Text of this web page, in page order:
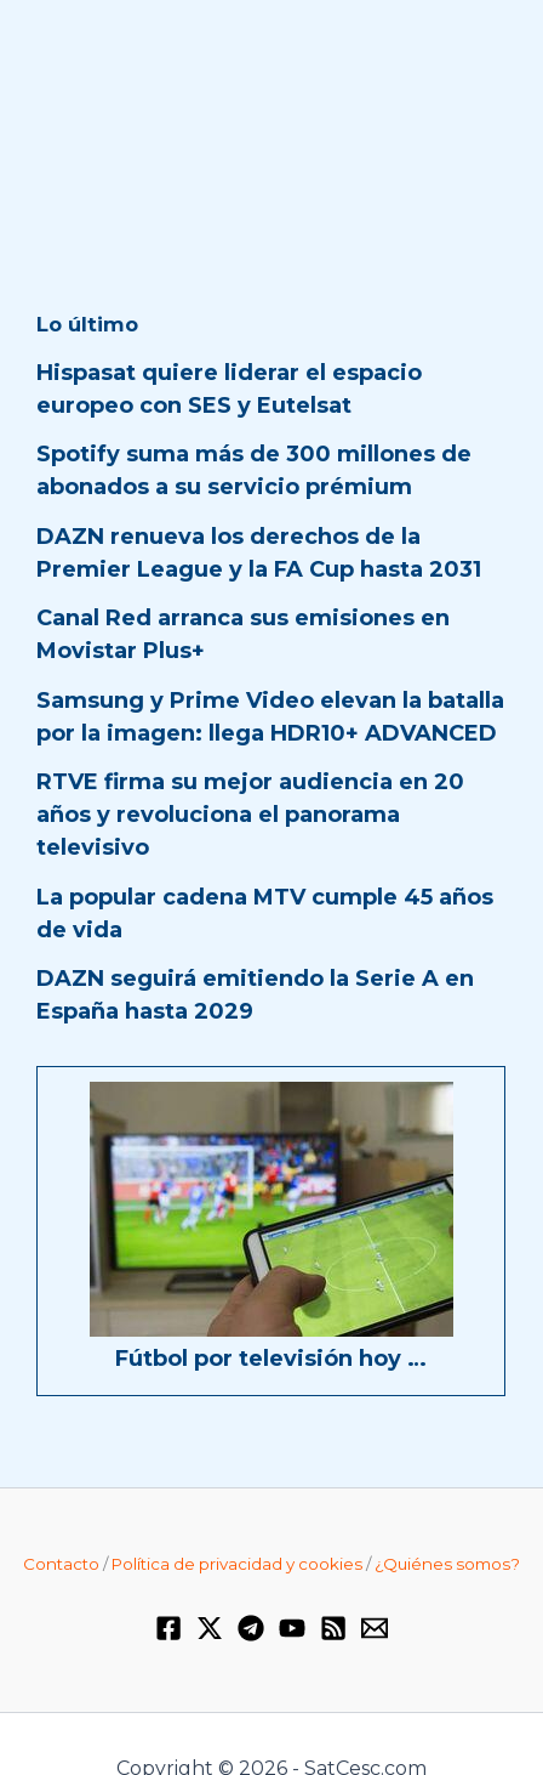
Lo último
Hispasat quiere liderar el espacio
europeo con SES y Eutelsat
Spotify suma más de 300 millones de
abonados a su servicio prémium
DAZN renueva los derechos de la
Premier League y la FA Cup hasta 2031
Canal Red arranca sus emisiones en
Movistar Plus+
Samsung y Prime Video elevan la batalla
por la imagen: llega HDR10+ ADVANCED
RTVE firma su mejor audiencia en 20
años y revoluciona el panorama
televisivo
La popular cadena MTV cumple 45 años
de vida
DAZN seguirá emitiendo la Serie A en
España hasta 2029
Fútbol por televisión hoy …
Contacto /Política de privacidad y cookies/¿Quiénes somos?
Copyright © 2026 - SatCesc.com